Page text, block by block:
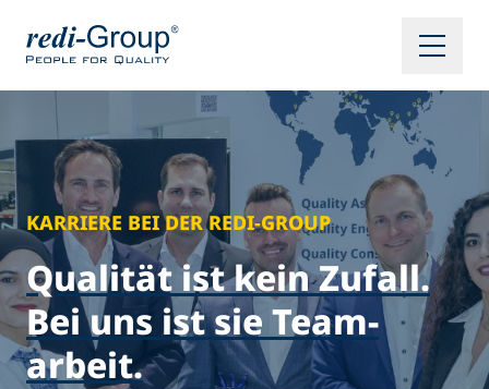
KARRIERE BEI DER REDI-GROUP
Qualität ist kein Zufall.
Bei uns ist sie Team­
arbeit.